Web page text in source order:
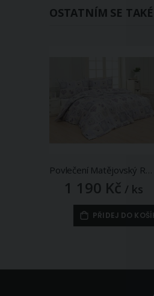
OSTATNÍM SE
Povlečení Matějovský ROSEA, provance vzor, fialové, bavlna hladká digitál, (více rozměrů)
1 190 Kč / ks
PŘIDEJ DO